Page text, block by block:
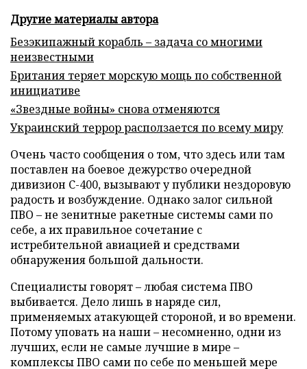
Другие материалы автора
Безэкипажный корабль – задача со многими
неизвестными
Британия теряет морскую мощь по собственной
инициативе
«Звездные войны» снова отменяются
Украинский террор расползается по всему миру
Очень часто сообщения о том, что здесь или там
поставлен на боевое дежурство очередной
дивизион С-400, вызывают у публики нездоровую
радость и возбуждение. Однако залог сильной
ПВО – не зенитные ракетные системы сами по
себе, а их правильное сочетание с
истребительной авиацией и средствами
обнаружения большой дальности.
Специалисты говорят – любая система ПВО
выбивается. Дело лишь в наряде сил,
применяемых атакующей стороной, и во времени.
Потому уповать на наши – несомненно, одни из
лучших, если не самые лучшие в мире –
комплексы ПВО сами по себе по меньшей мере